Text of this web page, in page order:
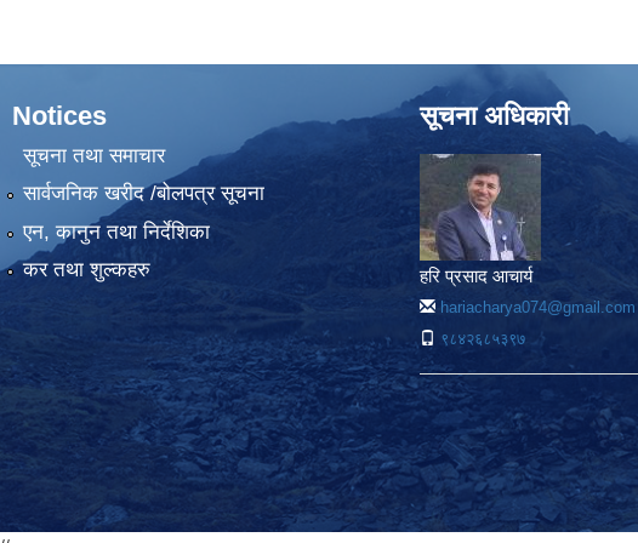
Notices
सूचना तथा समाचार
सार्वजनिक खरीद /बोलपत्र सूचना
एन, कानुन तथा निर्देशिका
कर तथा शुल्कहरु
सूचना अधिकारी
हरि प्रसाद आचार्य
hariacharya074@gmail.com
९८४२६८५३९७